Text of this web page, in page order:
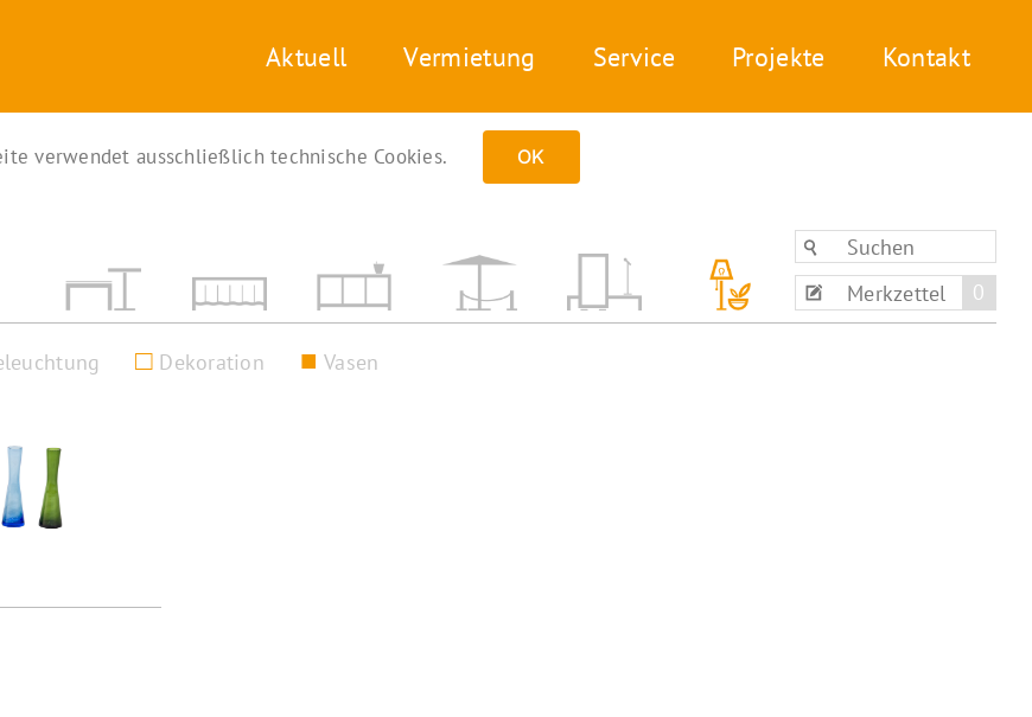
Aktuell Vermietung Service Projekte Kontakt
Merkzettel 0
Dekoration Vasen
verwendet ausschließlich technische Cookies. OK